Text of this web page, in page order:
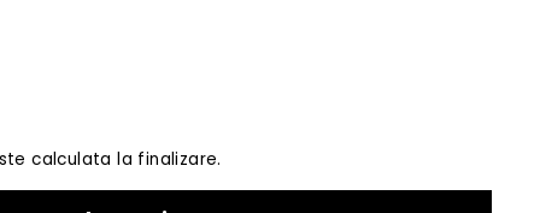
calculata la finalizare.